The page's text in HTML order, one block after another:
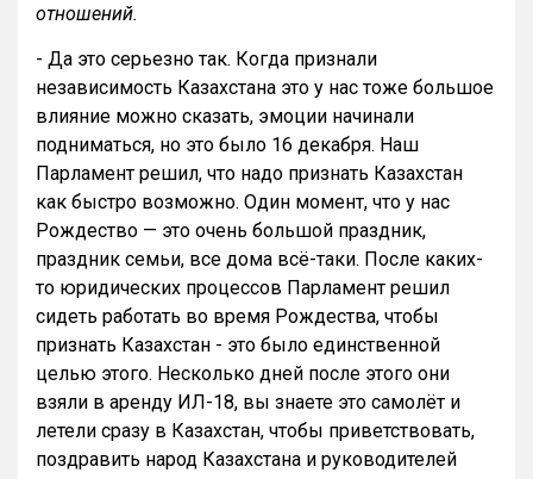
отношений.
- Да это серьезно так. Когда признали
независимость Казахстана это у нас тоже большое
влияние можно сказать, эмоции начинали
подниматься, но это было 16 декабря. Наш
Парламент решил, что надо признать Казахстан
как быстро возможно. Один момент, что у нас
Рождество — это очень большой праздник,
праздник семьи, все дома всё-таки. После каких-
то юридических процессов Парламент решил
сидеть работать во время Рождества, чтобы
признать Казахстан - это было единственной
целью этого. Несколько дней после этого они
взяли в аренду ИЛ-18, вы знаете это самолёт и
летели сразу в Казахстан, чтобы приветствовать,
поздравить народ Казахстана и руководителей